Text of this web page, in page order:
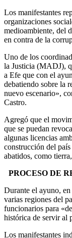
Los manifestantes
organizaciones
medioambiente, del
en contra de la
Uno de los
la Justicia (MADJ),
a Efe que con el
debatiendo sobre la
nuevo escenario»,
Castro.
Agregó que el
que se puedan
algunas licencias
construcción del
abatidos, como
PROCESO DE
Durante el ayuno,
varias regiones del
funcionarios para
histórica de servir al
Los manifestantes